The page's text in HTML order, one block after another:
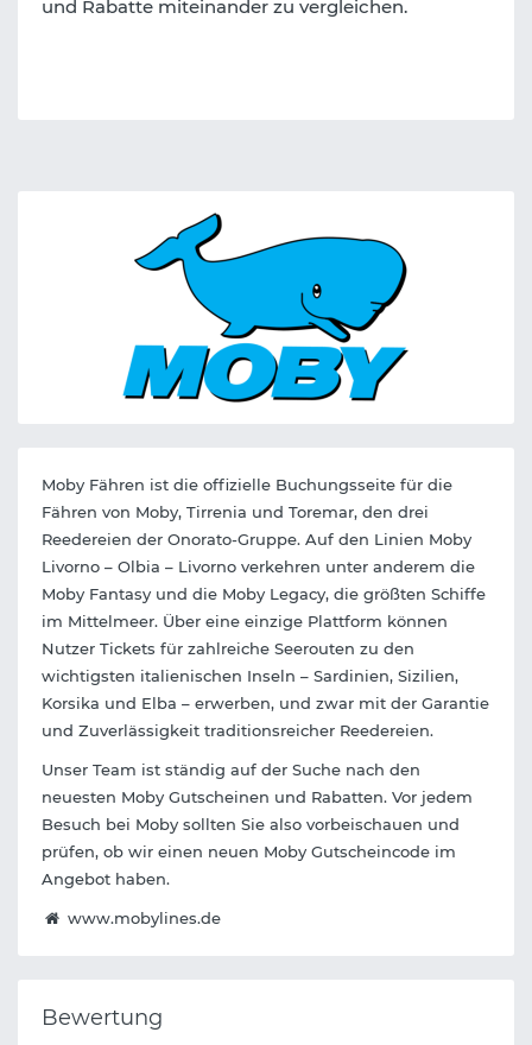
und Rabatte miteinander zu vergleichen.
Moby Fähren ist die offizielle Buchungsseite für die
Fähren von Moby, Tirrenia und Toremar, den drei
Reedereien der Onorato-Gruppe. Auf den Linien Moby
Livorno – Olbia – Livorno verkehren unter anderem die
Moby Fantasy und die Moby Legacy, die größten Schiffe
im Mittelmeer. Über eine einzige Plattform können
Nutzer Tickets für zahlreiche Seerouten zu den
wichtigsten italienischen Inseln – Sardinien, Sizilien,
Korsika und Elba – erwerben, und zwar mit der Garantie
und Zuverlässigkeit traditionsreicher Reedereien.
Unser Team ist ständig auf der Suche nach den
neuesten Moby Gutscheinen und Rabatten. Vor jedem
Besuch bei Moby sollten Sie also vorbeischauen und
prüfen, ob wir einen neuen Moby Gutscheincode im
Angebot haben.
www.mobylines.de
Bewertung